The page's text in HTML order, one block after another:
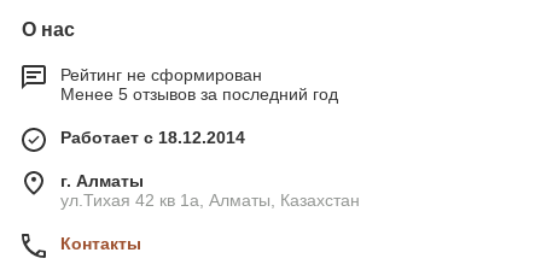
О нас
Рейтинг не сформирован
Менее 5 отзывов за последний год
Работает с 18.12.2014
г. Алматы
ул.Тихая 42 кв 1a, Алматы, Казахстан
Контакты